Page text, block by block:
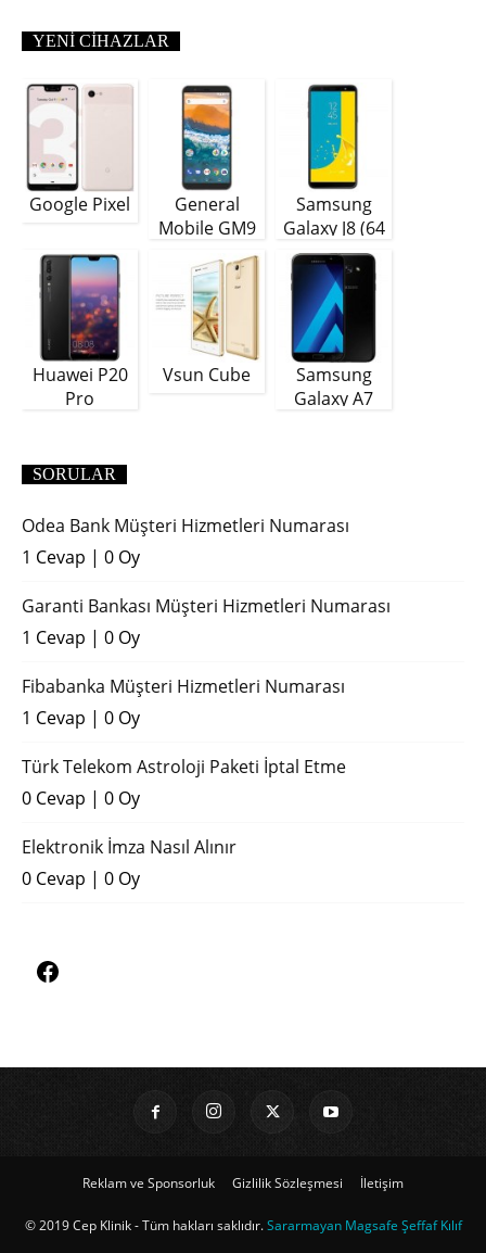
YENI CIHAZLAR
Google Pixel
General
Mobile GM9
Samsung
Galaxy J8 (64
GB)
Huawei P20
Pro
Vsun Cube
Samsung
Galaxy A7
SORULAR
Odea Bank Müşteri Hizmetleri Numarası
1 Cevap | 0 Oy
Garanti Bankası Müşteri Hizmetleri Numarası
1 Cevap | 0 Oy
Fibabanka Müşteri Hizmetleri Numarası
1 Cevap | 0 Oy
Türk Telekom Astroloji Paketi İptal Etme
0 Cevap | 0 Oy
Elektronik İmza Nasıl Alınır
0 Cevap | 0 Oy
Reklam ve Sponsorluk Gizlilik Sözleşmesi İletişim
© 2019 Cep Klinik - Tüm hakları saklıdır.Sararmayan Magsafe Şeffaf Kılıf